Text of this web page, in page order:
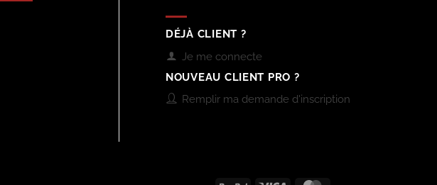
DÉJÀ CLIENT ?
Je me connecte
NOUVEAU CLIENT PRO ?
Remplir ma demande d'inscription